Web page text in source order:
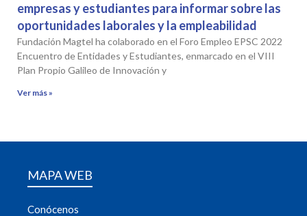
empresas y estudiantes para informar sobre las
oportunidades laborales y la empleabilidad
Fundación Magtel ha colaborado en el Foro Empleo EPSC 2022
Encuentro de Entidades y Estudiantes, enmarcado en el VIII
Plan Propio Galileo de Innovación y
Ver más »
MAPA WEB
Conócenos